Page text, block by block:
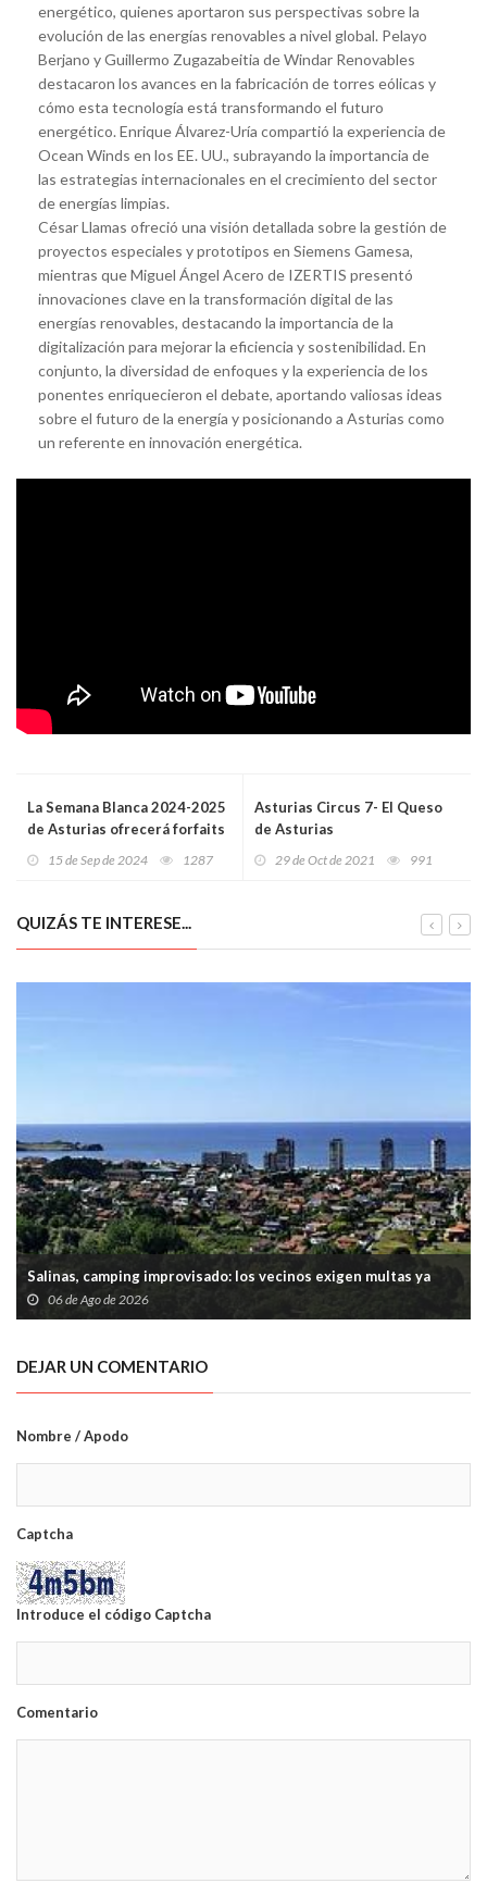
energético, quienes aportaron sus perspectivas sobre la
evolución de las energías renovables a nivel global. Pelayo
Berjano y Guillermo Zugazabeitia de Windar Renovables
destacaron los avances en la fabricación de torres eólicas y
cómo esta tecnología está transformando el futuro
energético. Enrique Álvarez-Uría compartió la experiencia de
Ocean Winds en los EE. UU., subrayando la importancia de
las estrategias internacionales en el crecimiento del sector
de energías limpias.
César Llamas ofreció una visión detallada sobre la gestión de
proyectos especiales y prototipos en Siemens Gamesa,
mientras que Miguel Ángel Acero de IZERTIS presentó
innovaciones clave en la transformación digital de las
energías renovables, destacando la importancia de la
digitalización para mejorar la eficiencia y sostenibilidad. En
conjunto, la diversidad de enfoques y la experiencia de los
ponentes enriquecieron el debate, aportando valiosas ideas
sobre el futuro de la energía y posicionando a Asturias como
un referente en innovación energética.
La Semana Blanca 2024-2025
de Asturias ofrecerá forfaits
Fuentes de Invierno y
10 de diciembre
15 de Sep de 2024 1287
Asturias Circus 7- El Queso
de Asturias
29 de Oct de 2021 991
QUIZÁS TE INTERESE...
Salinas, camping improvisado: los vecinos exigen multas ya
06 de Ago de 2026
DEJAR UN COMENTARIO
Nombre / Apodo
Captcha
Introduce el código Captcha
Comentario